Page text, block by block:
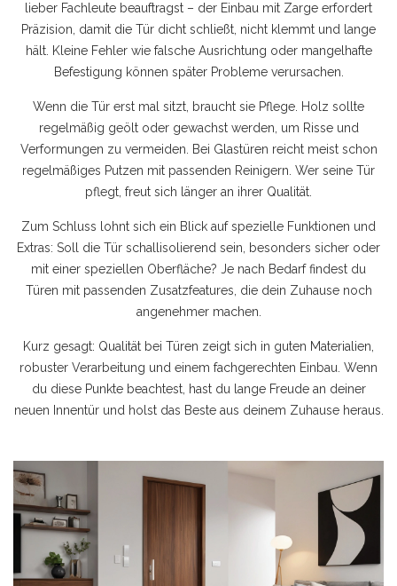
lieber Fachleute beauftragst – der Einbau mit Zarge erfordert
Präzision, damit die Tür dicht schließt, nicht klemmt und lange
hält. Kleine Fehler wie falsche Ausrichtung oder mangelhafte
Befestigung können später Probleme verursachen.
Wenn die Tür erst mal sitzt, braucht sie Pflege. Holz sollte
regelmäßig geölt oder gewachst werden, um Risse und
Verformungen zu vermeiden. Bei Glastüren reicht meist schon
regelmäßiges Putzen mit passenden Reinigern. Wer seine Tür
pflegt, freut sich länger an ihrer Qualität.
Zum Schluss lohnt sich ein Blick auf spezielle Funktionen und
Extras: Soll die Tür schallisolierend sein, besonders sicher oder
mit einer speziellen Oberfläche? Je nach Bedarf findest du
Türen mit passenden Zusatzfeatures, die dein Zuhause noch
angenehmer machen.
Kurz gesagt: Qualität bei Türen zeigt sich in guten Materialien,
robuster Verarbeitung und einem fachgerechten Einbau. Wenn
du diese Punkte beachtest, hast du lange Freude an deiner
neuen Innentür und holst das Beste aus deinem Zuhause heraus.